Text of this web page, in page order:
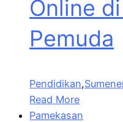
Online
Pemuda
Pendidikan,
Read More
Pamekasan